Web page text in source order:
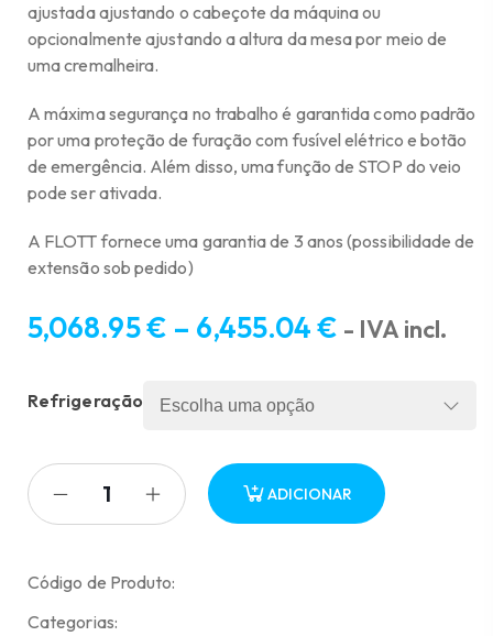
ajustada ajustando o cabeçote da máquina ou
opcionalmente ajustando a altura da mesa por meio de
uma cremalheira.
A máxima segurança no trabalho é garantida como padrão
por uma proteção de furação com fusível elétrico e botão
de emergência. Além disso, uma função de STOP do veio
pode ser ativada.
A FLOTT fornece uma garantia de 3 anos (possibilidade de
extensão sob pedido)
5,068.95€ – 6,455.04€
range:
5,068.95 €
6,455.04 €
- IVA incl.
Refrigeração
ADICIONAR
Código de Produto:
Categorias: